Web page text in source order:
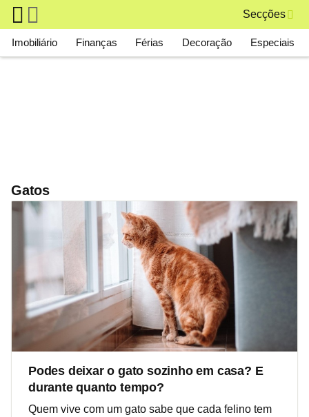
Skip to main content
Secções
Main navigation
Imobiliário Finanças Férias Decoração Especiais
Gatos
Podes deixar o gato sozinho em casa? E
durante quanto tempo?
Quem vive com um gato sabe que cada felino tem